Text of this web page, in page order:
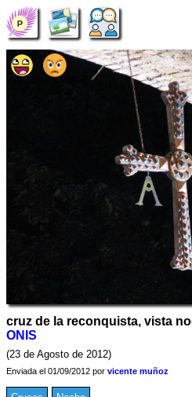
cruz de la reconquista, vista
ONIS
(23 de Agosto de 2012)
Enviada el 01/09/2012 por vicente muñoz